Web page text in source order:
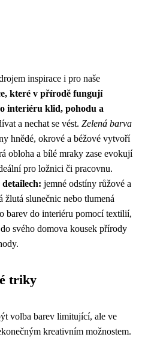
inspirace i pro naše
které v přírodě fungují
interiéru klid, pohodu a
a nechat se vést. Zelená barva
hnědé, okrové a béžové vytvoří
obloha a bílé mraky zase evokují
pro ložnici či pracovnu.
jemné odstíny růžové a
slunečnic nebo tlumená
barev do interiéru pomocí textilií,
svého domova kousek přírody
triky
volba barev limitující, ale ve
kreativním možnostem.